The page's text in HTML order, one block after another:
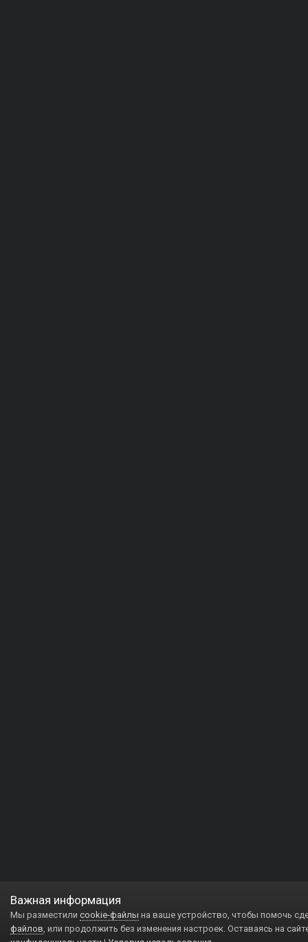
Важная информация
Мы разместили cookie-файлы на ваше устройство, чтобы помочь
файлов, или продолжить без изменения настроек. Оставаясь на